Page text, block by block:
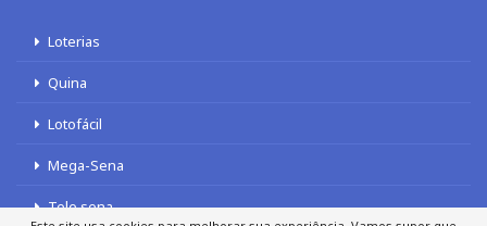
Loterias
Quina
Lotofácil
Mega-Sena
Tele sena